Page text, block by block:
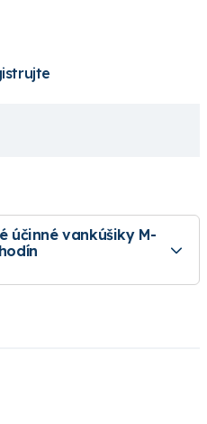
účinné vankúšiky M-